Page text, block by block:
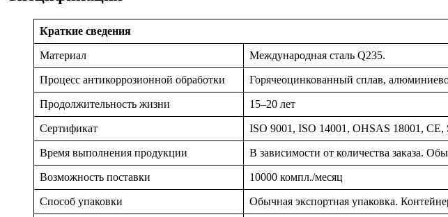
Краткие сведения
Материал Международная сталь Q235.
Процесс антикоррозионной обработки Горячеоцинкованный сплав,
Продолжительность жизни 15–20 лет
Сертификат ISO 9001, ISO 14001, OHSAS 18001,
Время выполнения продукции В зависимости от количества заказа.
Возможность поставки 10000 компл./месяц
Способ упаковки Обычная экспортная упаковка.